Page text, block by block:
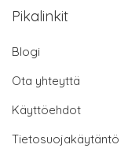
Pikalinkit
Blogi
Ota yhteyttä
Käyttöehdot
Tietosuojakäytäntö